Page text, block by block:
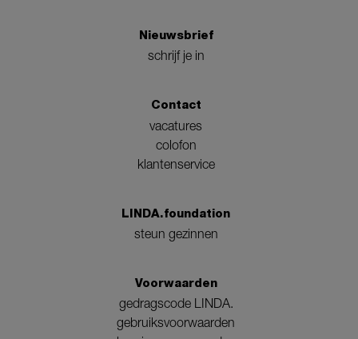
Nieuwsbrief
schrijf je in
Contact
vacatures
colofon
klantenservice
LINDA.foundation
steun gezinnen
Voorwaarden
gedragscode LINDA.
gebruiksvoorwaarden